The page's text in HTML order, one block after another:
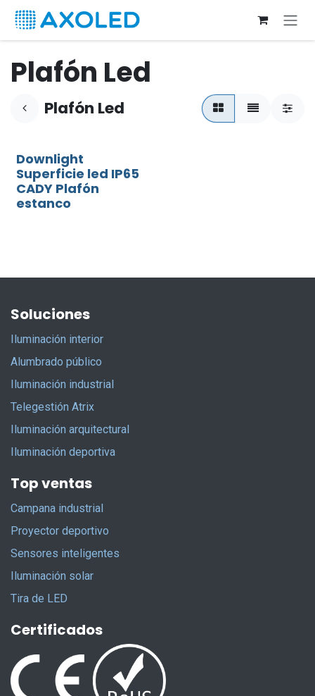
Ir al contenido
Plafón Led
Plafón Led
Downlight
Superficie led IP65
CADY Plafón
estanco
Soluciones
Iluminación interior
Alumbrado público
Iluminación industrial
Telegestión Atrix
Iluminación arquitectural
Iluminación deportiva
Top ventas
Campana industrial
Proyector deportivo
Sensores inteligentes
Iluminación solar
Tira de LED
Certificados